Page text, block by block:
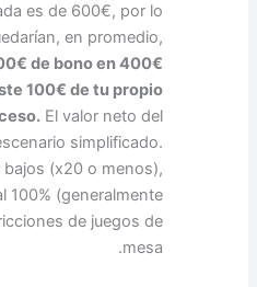
es de 600€, por lo
en promedio,
de bono en 400€
100€ de tu propio
El valor neto del
simplificado.
bajos (x20 o menos),
100% (generalmente
de juegos de
mesa.